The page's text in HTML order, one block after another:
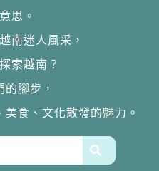
思。
南迷人風采，
索越南？
的腳步，
食、文化散發的魅力。